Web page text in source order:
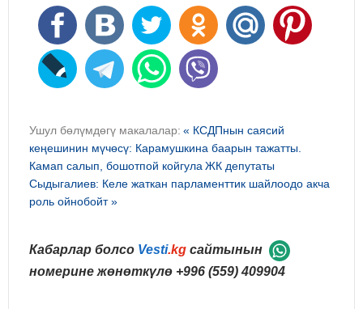
Ушул бөлүмдөгү макалалар: « КСДПнын саясий
кеңешинин мүчөсү: Карамушкина баарын тажатты.
Камап салып, бошотпой койгула ЖК депутаты
Сыдыгалиев: Келе жаткан парламенттик шайлоодо акча
роль ойнобойт »
Кабарлар болсо Vesti.kg сайтынын
номерине жөнөткүлө +996 (559) 409904